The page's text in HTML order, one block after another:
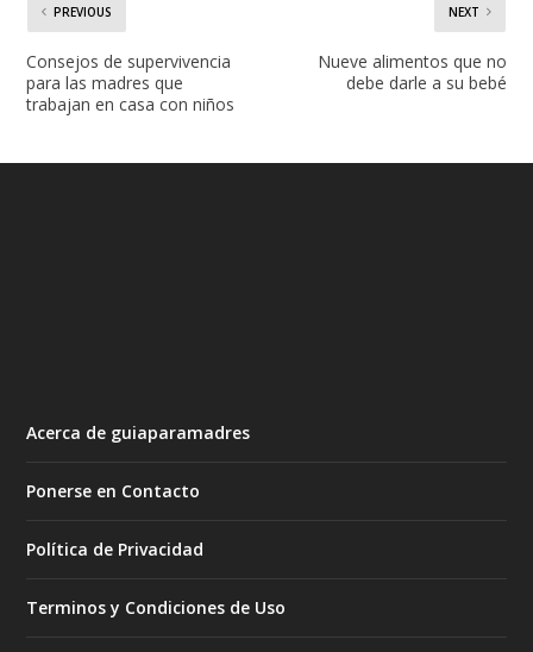
PREVIOUS
Consejos de supervivencia
para las madres que
trabajan en casa con niños
NEXT
Nueve alimentos que no
debe darle a su bebé
Acerca de guiaparamadres
Ponerse en Contacto
Política de Privacidad
Terminos y Condiciones de Uso